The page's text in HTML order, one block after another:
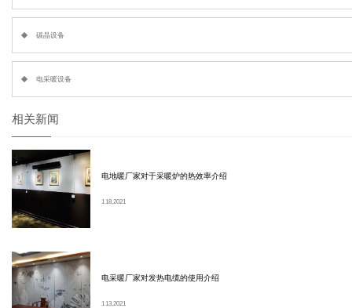
碳晶设备
电采暖设备
相关新闻
电地暖厂家对于采暖炉的热效率介绍
1 18, 2021
电采暖厂家对发热电缆的使用介绍
1 13, 2021